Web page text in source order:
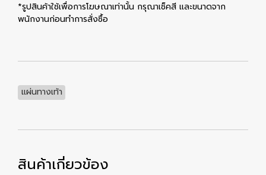
*รูปสินค้าใช้เพื่อการโฆษณาเท่านั้น กรุณาเช็คสี เเละขนาดจาก
พนักงานก่อนทำการสั่งซื้อ
แผ่นทางเท้า
สินค้าเกี่ยวข้อง